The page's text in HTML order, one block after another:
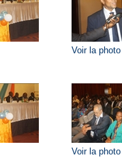
Voir la photo
Voir la photo